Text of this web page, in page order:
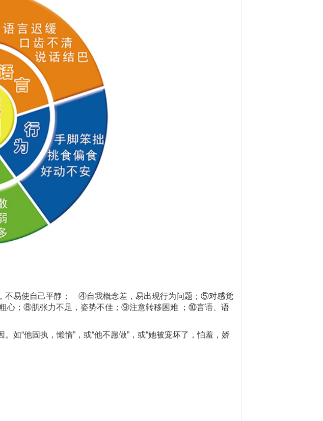
不易使自己平静； ④自我概念差，易出现行为问题；⑤对感觉
心；⑧肌张力不足，姿势不佳；⑨注意转移困难 ；⑩言语、语
如“他固执，懒惰”，或“他不愿做”，或“她被宠坏了，怕羞，娇